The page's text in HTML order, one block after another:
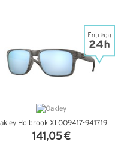
Holbrook Xl OO9417-941719
141,05 €